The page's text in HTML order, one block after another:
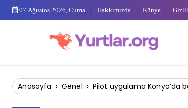
Skip
07 Ağustos 2026, Cuma Hakkımızda Künye
Anasayfa › Genel › Pilot uygulama Konya’da